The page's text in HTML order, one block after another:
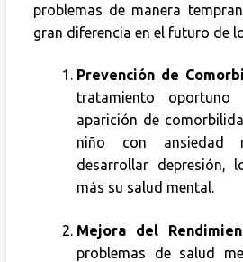
problemas de manera
gran diferencia en el futuro de
Prevención de
tratamiento
aparición de
niño con ansiedad
desarrollar depresión,
más su salud mental.
Mejora del
problemas de salud